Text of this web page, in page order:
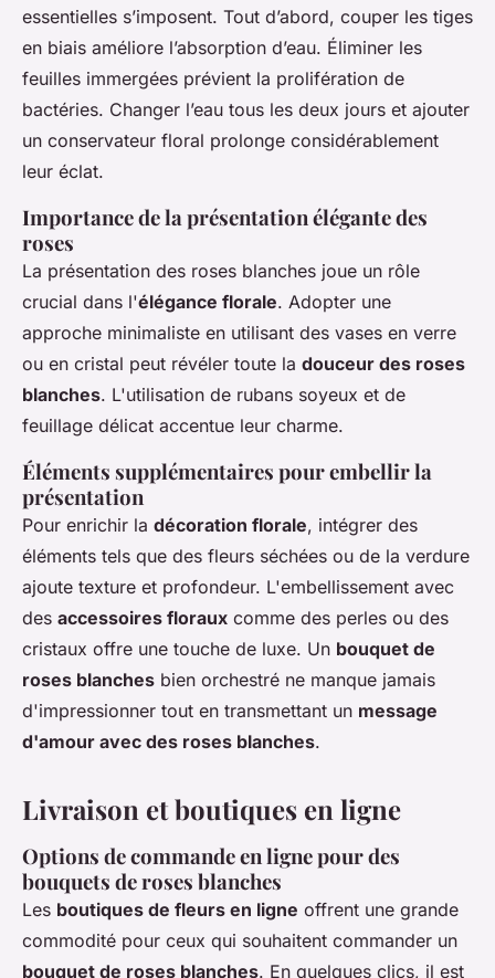
essentielles s’imposent. Tout d’abord, couper les tiges
en biais améliore l’absorption d’eau. Éliminer les
feuilles immergées prévient la prolifération de
bactéries. Changer l’eau tous les deux jours et ajouter
un conservateur floral prolonge considérablement
leur éclat.
Importance de la présentation élégante des
roses
La présentation des roses blanches joue un rôle
crucial dans l'élégance florale. Adopter une
approche minimaliste en utilisant des vases en verre
ou en cristal peut révéler toute la douceur des roses
blanches. L'utilisation de rubans soyeux et de
feuillage délicat accentue leur charme.
Éléments supplémentaires pour embellir la
présentation
Pour enrichir la décoration florale, intégrer des
éléments tels que des fleurs séchées ou de la verdure
ajoute texture et profondeur. L'embellissement avec
des accessoires floraux comme des perles ou des
cristaux offre une touche de luxe. Un bouquet de
roses blanches bien orchestré ne manque jamais
d'impressionner tout en transmettant un message
d'amour avec des roses blanches.
Livraison et boutiques en ligne
Options de commande en ligne pour des
bouquets de roses blanches
Les boutiques de fleurs en ligne offrent une grande
commodité pour ceux qui souhaitent commander un
bouquet de roses blanches. En quelques clics, il est